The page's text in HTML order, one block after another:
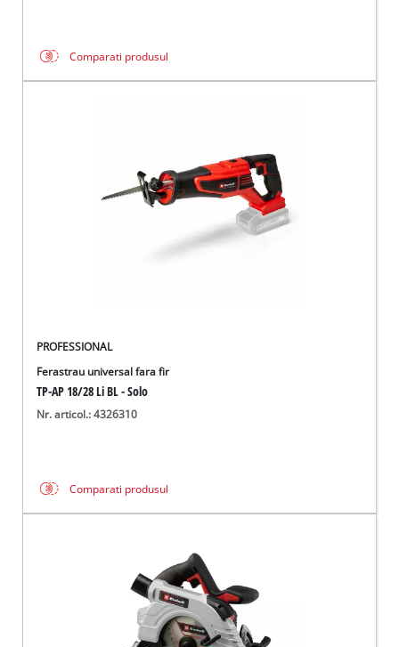
Comparati produsul
PROFESSIONAL
Ferastrau universal fara fir
TP-AP 18/28 Li BL - Solo
Nr. articol.: 4326310
Comparati produsul